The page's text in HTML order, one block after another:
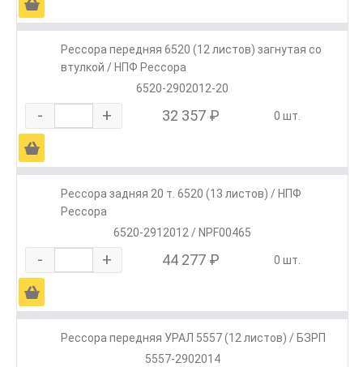
Рессора передняя 6520 (12 листов) загнутая со
втулкой / НПФ Рессора
6520-2902012-20
- + 32 357 ₽ 0 шт.
Ä
Рессора задняя 20 т. 6520 (13 листов) / НПФ
Рессора
6520-2912012 / NPF00465
- + 44 277 ₽ 0 шт.
Ä
Рессора передняя УРАЛ 5557 (12 листов) / БЗРП
5557-2902014